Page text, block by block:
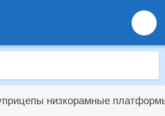
низкорамные